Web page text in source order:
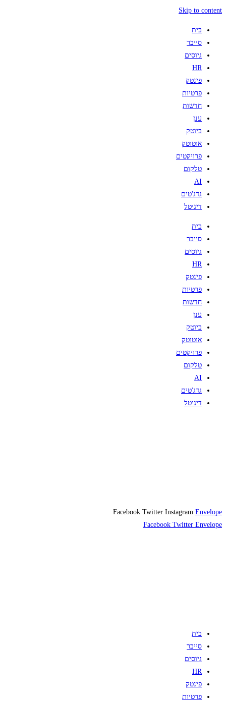
Skip to content
בית
סייבר
גיוסים
HR
פינטק
פרטיות
חדשות
ענן
ביוטק
אוטוטק
פרויקטים
טלקום
AI
גדג'טים
דיגיטל
בית
סייבר
גיוסים
HR
פינטק
פרטיות
חדשות
ענן
ביוטק
אוטוטק
פרויקטים
טלקום
AI
גדג'טים
דיגיטל
Facebook Twitter Instagram Envelope
Facebook Twitter Envelope
בית
סייבר
גיוסים
HR
פינטק
פרטיות